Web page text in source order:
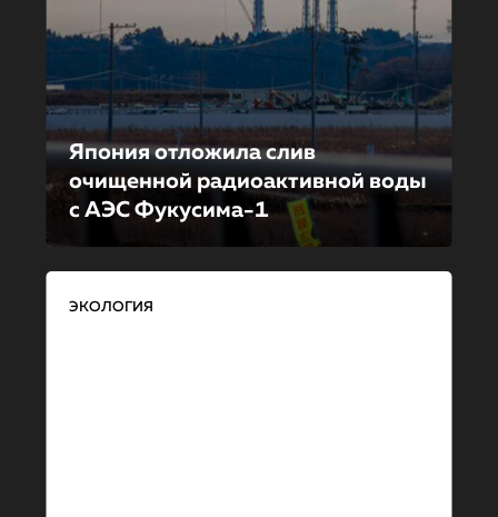
Япония отложила слив
очищенной радиоактивной воды
с АЭС Фукусима-1
ЭКОЛОГИЯ